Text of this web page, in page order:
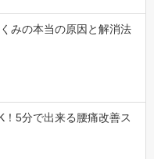
みの本当の原因と解消法
！5分で出来る腰痛改善ス